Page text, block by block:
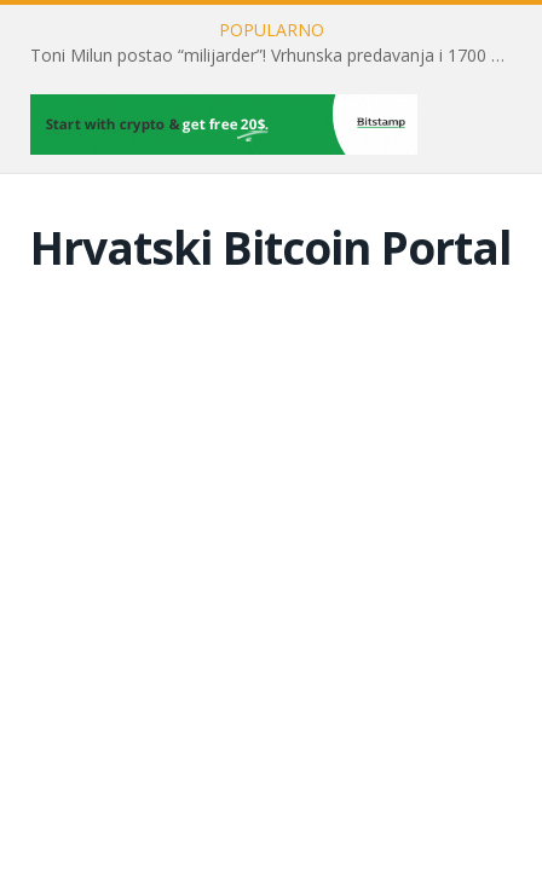
POPULARNO
Toni Milun postao “milijarder”! Vrhunska predavanja i 1700 posjetitelja obilježili su mjesec financijske pismenosti
Hrvatski Bitcoin Portal